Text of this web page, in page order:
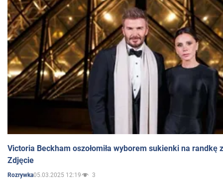
Victoria Beckham oszołomiła wyborem sukienki na randkę
Zdjęcie
Rozrywka05.03.2025 12:19 3